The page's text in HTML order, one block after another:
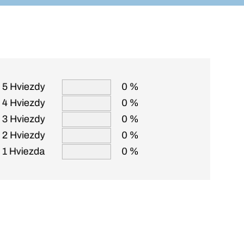
5 Hviezdy
0 %
4 Hviezdy
0 %
3 Hviezdy
0 %
2 Hviezdy
0 %
1 Hviezda
0 %